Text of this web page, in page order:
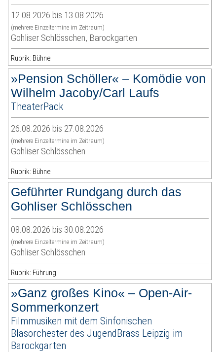
12.08.2026 bis 13.08.2026
(mehrere Einzeltermine im Zeitraum)
Gohliser Schlösschen, Barockgarten
Rubrik: Bühne
»Pension Schöller« – Komödie von
Wilhelm Jacoby/Carl Laufs
TheaterPack
26.08.2026 bis 27.08.2026
(mehrere Einzeltermine im Zeitraum)
Gohliser Schlösschen
Rubrik: Bühne
Geführter Rundgang durch das
Gohliser Schlösschen
08.08.2026 bis 30.08.2026
(mehrere Einzeltermine im Zeitraum)
Gohliser Schlösschen
Rubrik: Führung
»Ganz großes Kino« – Open-Air-
Sommerkonzert
Filmmusiken mit dem Sinfonischen
Blasorchester des JugendBrass Leipzig im
Barockgarten